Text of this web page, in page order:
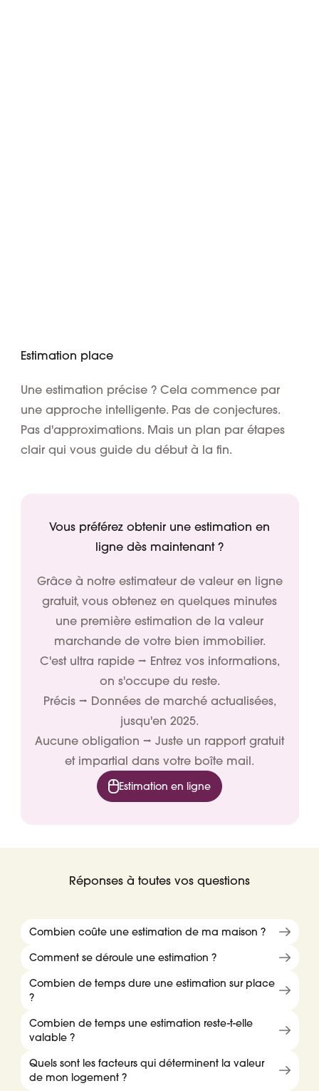
Estimation place
Une estimation précise ? Cela commence par
une approche intelligente. Pas de conjectures.
Pas d'approximations. Mais un plan par étapes
clair qui vous guide du début à la fin.
Vous préférez obtenir une estimation en
ligne dès maintenant ?
Grâce à notre estimateur de valeur en ligne
gratuit, vous obtenez en quelques minutes
une première estimation de la valeur
marchande de votre bien immobilier.
C'est ultra rapide ⭢ Entrez vos informations,
on s'occupe du reste.
Précis ⭢ Données de marché actualisées,
jusqu'en 2025.
Aucune obligation ⭢ Juste un rapport gratuit
et impartial dans votre boîte mail.
Estimation en ligne
Réponses à toutes vos questions
Combien coûte une estimation de ma maison ?
Comment se déroule une estimation ?
Combien de temps dure une estimation sur place
?
Combien de temps une estimation reste-t-elle
valable ?
Quels sont les facteurs qui déterminent la valeur
de mon logement ?